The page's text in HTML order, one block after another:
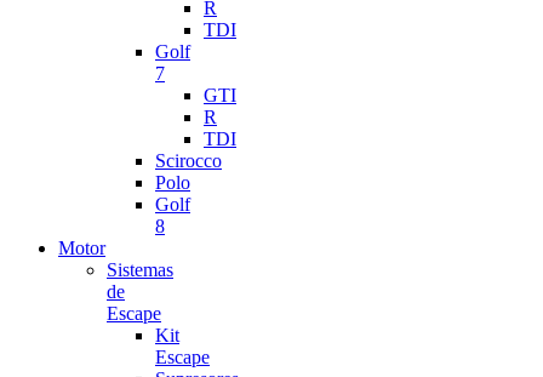
R
TDI
Golf
7
GTI
R
TDI
Scirocco
Polo
Golf
8
Motor
Sistemas
de
Escape
Kit
Escape